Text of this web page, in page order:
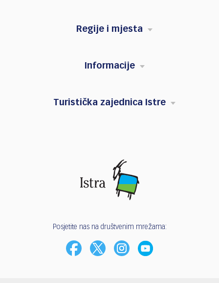
Regije i mjesta
Informacije
Turistička zajednica Istre
Posjetite nas na društvenim mrežama: